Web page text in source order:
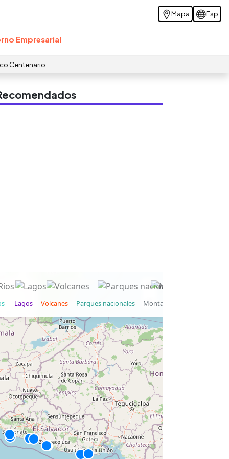
Mapa Esp
Empresarial
Centenario